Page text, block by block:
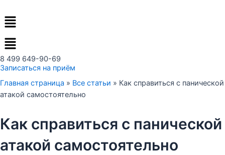
содержимому
Меню
8 499 649-90-69
Записаться на приём
Главная страница » Все статьи » Как справиться с панической
атакой самостоятельно
Как справиться с панической
атакой самостоятельно